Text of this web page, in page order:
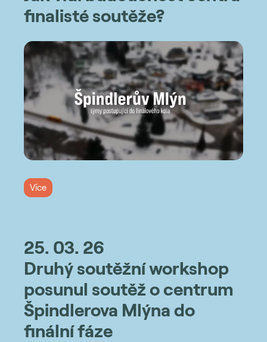
finalisté soutěže?
Více
25. 03. 26
Druhý soutěžní workshop
posunul soutěž o centrum
Špindlerova Mlýna do
finální fáze